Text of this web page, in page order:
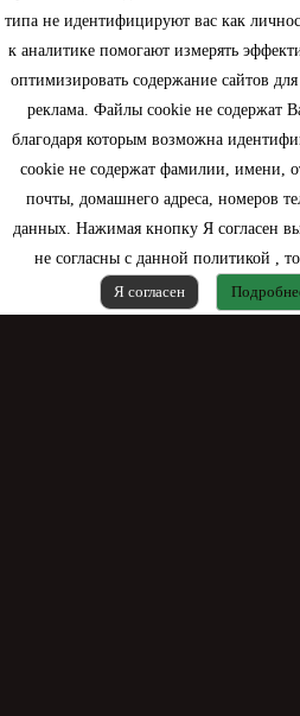
типа не идентифицируют вас как
к аналитике помогают измерять
оптимизировать содержание сайтов
реклама. Файлы cookie не содержат
благодаря которым возможна
cookie не содержат фамилии, имени,
почты, домашнего адреса, номеров
данных. Нажимая кнопку Я согласен
не согласны с данной политикой ,
Я согласен
Информация
Моя учетная запись
Контактная информация